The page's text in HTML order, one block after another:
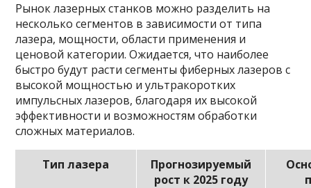
Рынок лазерных станков можно разделить на
несколько сегментов в зависимости от типа
лазера, мощности, области применения и
ценовой категории. Ожидается, что наиболее
быстро будут расти сегменты фиберных лазеров с
высокой мощностью и ультракоротких
импульсных лазеров, благодаря их высокой
эффективности и возможностям обработки
сложных материалов.
Тип лазера
Прогнозируемый
рост к 2025 году